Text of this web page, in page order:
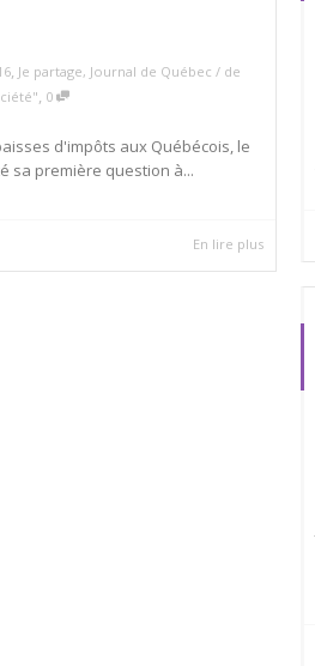
, Je partage, Journal de Québec / de
, 0
d'impôts aux Québécois, le
sa première question à...
En lire plus